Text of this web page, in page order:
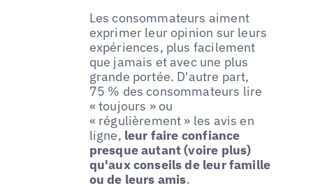
Les consommateurs aiment
exprimer leur opinion sur leurs
expériences, plus facilement
que jamais et avec une plus
grande portée. D'autre part,
75 % des consommateurs lire
« toujours » ou
« régulièrement » les avis en
ligne, leur faire confiance
presque autant (voire plus)
qu'aux conseils de leur famille
ou de leurs amis.